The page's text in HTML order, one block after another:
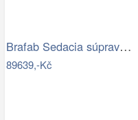
Brafab Sedacia súprava BELFORT čierna -…
89639,-Kč